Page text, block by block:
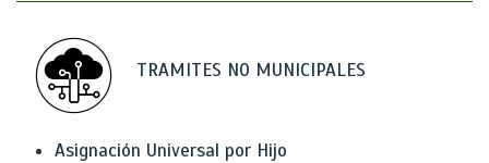
TRAMITES NO MUNICIPALES
Asignación Universal por Hijo